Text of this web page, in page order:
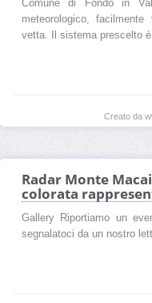
Comune di Fondo in
meteorologico,
vetta. Il sistema prescelto
Creato da
Radar Monte
colorata
Gallery Riportiamo un
segnalatoci da un nostro